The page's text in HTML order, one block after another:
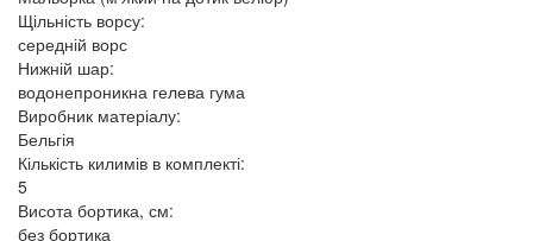
Щільність ворсу:
середній ворс
Нижній шар:
водонепроникна гелева гума
Виробник матеріалу:
Бельгія
Кількість килимів в комплекті:
5
Висота бортика, см:
без бортика